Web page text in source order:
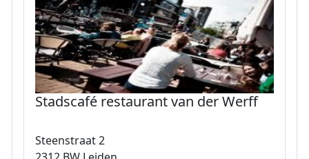
Stadscafé restaurant van der Werff
Steenstraat 2